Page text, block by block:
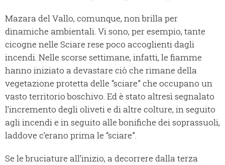
Mazara del Vallo, comunque, non brilla per
dinamiche ambientali. Vi sono, per esempio, tante
cicogne nelle Sciare rese poco accoglienti dagli
incendi. Nelle scorse settimane, infatti, le fiamme
hanno iniziato a devastare ciò che rimane della
vegetazione protetta delle “sciare” che occupano un
vasto territorio boschivo. Ed è stato altresì segnalato
l’incremento degli oliveti e di altre colture, in seguito
agli incendi e in seguito alle bonifiche dei soprassuoli,
laddove c’erano prima le “sciare”.
Se le bruciature all’inizio, a decorrere dalla terza